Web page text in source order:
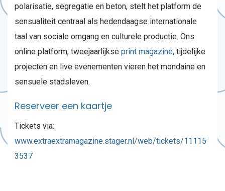
polarisatie, segregatie en beton, stelt het platform de
sensualiteit centraal als hedendaagse internationale
taal van sociale omgang en culturele productie. Ons
online platform, tweejaarlijkse print magazine, tijdelijke
projecten en live evenementen vieren het mondaine en
sensuele stadsleven.
Reserveer een kaartje
Tickets via:
www.extraextramagazine.stager.nl/web/tickets/11115
3537